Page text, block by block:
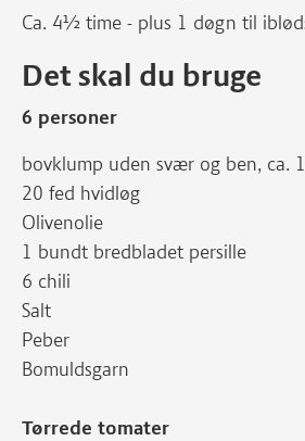
Ca. 4½ time - plus 1 døgn til
Det skal du bruge
6 personer
bovklump uden svær og ben, ca.
20 fed hvidløg
Olivenolie
1 bundt bredbladet persille
6 chili
Salt
Peber
Bomuldsgarn
Tørrede tomater